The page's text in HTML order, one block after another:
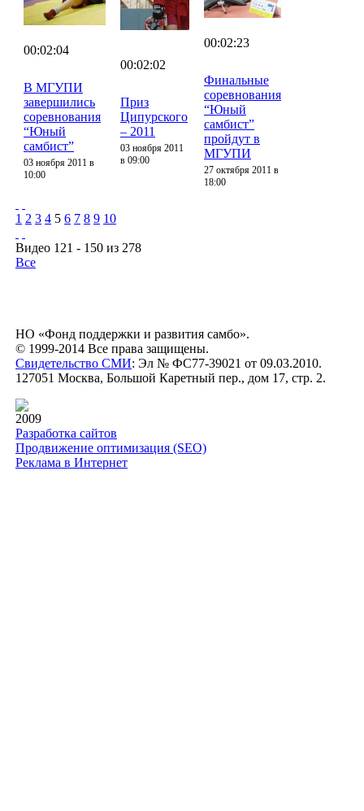
00:02:04
В МГУПИ
завершились
соревнования
“Юный
самбист”
03 ноября 2011 в
10:00
00:02:02
Приз
Ципурского
– 2011
03 ноября 2011
в 09:00
00:02:23
Финальные
соревнования
“Юный
самбист”
пройдут в
МГУПИ
27 октября 2011 в
18:00
1 2 3 4 5 6 7 8 9 10
Видео 121 - 150 из 278
Все
НО «Фонд поддержки и развития самбо».
© 1999-2014 Все права защищены.
Свидетельство СМИ: Эл № ФС77-39021 от 09.03.2010.
127051 Москва, Большой Каретный пер., дом 17, стр. 2.
2009
Разработка сайтов
Продвижение оптимизация (SEO)
Реклама в Интернет